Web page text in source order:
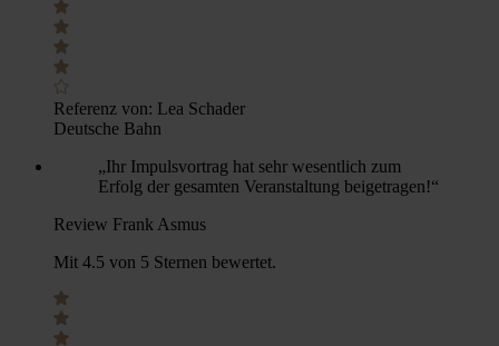
Referenz von: Lea Schader
Deutsche Bahn
„Ihr Impulsvortrag hat sehr wesentlich zum
Erfolg der gesamten Veranstaltung beigetragen!“
Review Frank Asmus
Mit 4.5 von 5 Sternen bewertet.